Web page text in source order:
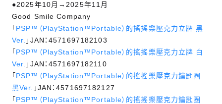
●2025年10月→2025年11月
Good Smile Company
「 PSP™（PlayStation™Portable）的搖搖樂壓克力立牌 黑
Ver. 」JAN：4571697182103
「 PSP™（PlayStation™Portable）的搖搖樂壓克力立牌 白
Ver. 」JAN：4571697182110
「 PSP™（PlayStation™Portable）的搖搖樂壓克力鑰匙圈
黑Ver. 」JAN：4571697182127
「 PSP™（PlayStation™Portable）的搖搖樂壓克力鑰匙圈